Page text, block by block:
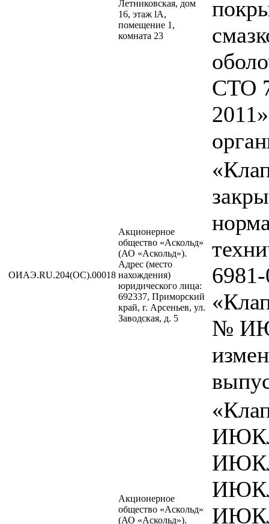
Летниковская, дом
16, этаж lA,
помещение 1,
комната 23
СТО
ОИАЭ.RU.204(ОС).00018
Акционерное
общество «Аскольд»
(АО «Аскольд»).
Адрес (место
нахождения)
юридического лица:
692337, Приморский
край, г. Арсеньев, ул.
Заводская, д. 5
№
Акционерное
общество «Аскольд»
(АО «Аскольд»).